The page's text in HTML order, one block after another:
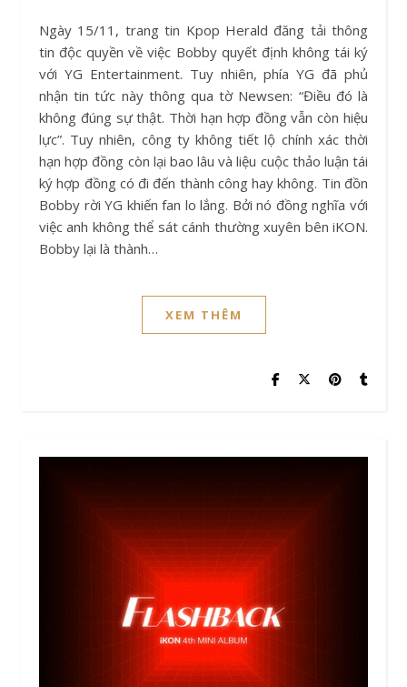
Ngày 15/11, trang tin Kpop Herald đăng tải thông
tin độc quyền về việc Bobby quyết định không tái ký
với YG Entertainment. Tuy nhiên, phía YG đã phủ
nhận tin tức này thông qua tờ Newsen: “Điều đó là
không đúng sự thật. Thời hạn hợp đồng vẫn còn hiệu
lực”. Tuy nhiên, công ty không tiết lộ chính xác thời
hạn hợp đồng còn lại bao lâu và liệu cuộc thảo luận tái
ký hợp đồng có đi đến thành công hay không. Tin đồn
Bobby rời YG khiến fan lo lắng. Bởi nó đồng nghĩa với
việc anh không thể sát cánh thường xuyên bên iKON.
Bobby lại là thành…
XEM THÊM